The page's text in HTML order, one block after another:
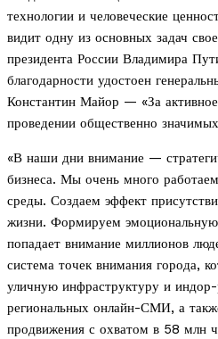
технологии и человеческие
видит одну из основных задач
президента России Владимира
благодарности удостоен
Константин Майор — «За
проведении общественно
«В наши дни внимание —
бизнеса. Мы очень много
среды. Создаем эффект
жизни. Формируем
попадает внимание миллионов
система точек внимания города,
уличную инфраструктуру и
региональных онлайн-СМИ, а
продвижения с охватом в 58 млн